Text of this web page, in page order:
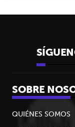
SOBRE
QUIÉNES SOMOS